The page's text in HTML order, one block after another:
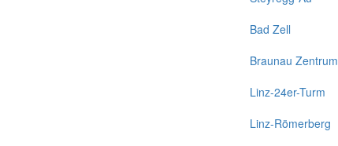
Bad Zell
Braunau Zentrum
Linz-24er-Turm
Linz-Römerberg